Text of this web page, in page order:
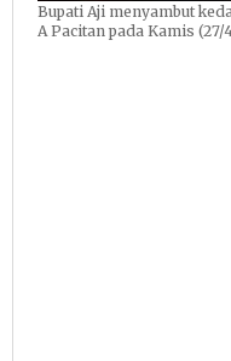
Bupati Aji menyambut
A Pacitan pada Kamis (27/